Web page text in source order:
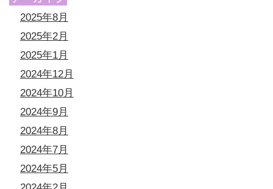
2025年8月
2025年2月
2025年1月
2024年12月
2024年10月
2024年9月
2024年8月
2024年7月
2024年5月